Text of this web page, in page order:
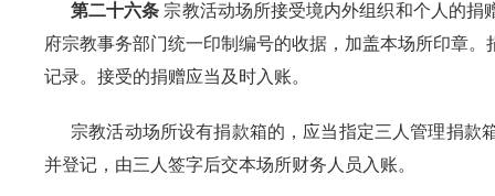
第二十六条 宗教活动场所接受境内外组织和个人的捐
府宗教事务部门统一印制编号的收据，加盖本场所印章
记录。接受的捐赠应当及时入账。
宗教活动场所设有捐款箱的，应当指定三人管理捐
并登记，由三人签字后交本场所财务人员入账。